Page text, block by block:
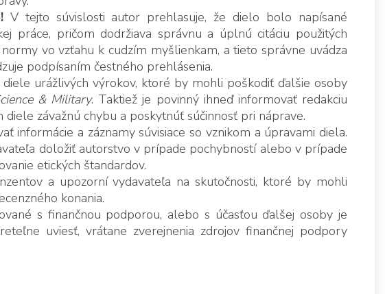
V tejto súvislosti autor prehlasuje, že dielo bolo napísané
práce, pričom dodržiava správnu a úplnú citáciu použitých
vo vzťahu k cudzím myšlienkam, a tieto správne uvádza
podpísaním čestného prehlásenia.
urážlivých výrokov, ktoré by mohli poškodiť ďalšie osoby
& Military. Taktiež je povinný ihneď informovať redakciu
diele závažnú chybu a poskytnúť súčinnosť pri náprave.
informácie a záznamy súvisiace so vznikom a úpravami diela.
doložiť autorstvo v prípade pochybností alebo v prípade
etických štandardov.
a upozorní vydavateľa na skutočnosti, ktoré by mohli
konania.
s finančnou podporou, alebo s účasťou ďalšej osoby je
uviesť, vrátane zverejnenia zdrojov finančnej podpory